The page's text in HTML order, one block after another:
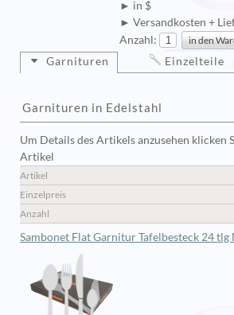
► in $
► Versandkosten +
Anzahl:
Garnituren
Garnituren in Edelstahl
Um Details des Artikels anzusehen klicken
Artikel
Artikel
Einzelpreis
Anzahl
Sambonet Flat Garnitur Tafelbesteck 24
Einzelteile